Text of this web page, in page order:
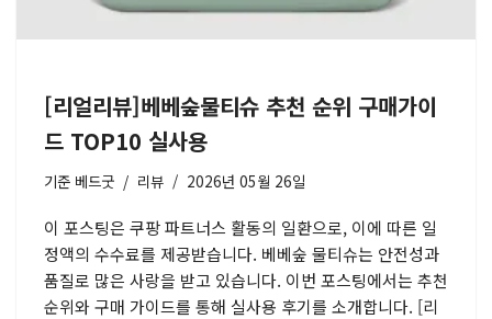
[리얼리뷰]베베숲물티슈 추천 순위 구매가이
드 TOP10 실사용
기준 베드굿 리뷰 2026년 05월 26일
이 포스팅은 쿠팡 파트너스 활동의 일환으로, 이에 따른 일
정액의 수수료를 제공받습니다. 베베숲 물티슈는 안전성과
품질로 많은 사랑을 받고 있습니다. 이번 포스팅에서는 추천
순위와 구매 가이드를 통해 실사용 후기를 소개합니다. [리